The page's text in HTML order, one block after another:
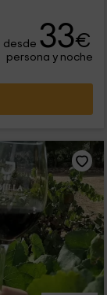
desde 33€
persona y noche